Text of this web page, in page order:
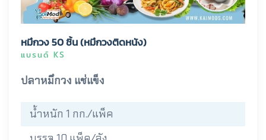
หมึกวง 50 ชิ้น (หมึกวงติดหนัง)
แบรนด์ KS
ปลาหมึกวง แช่แข็ง
น้ำหนัก 1 กก./แพ็ค